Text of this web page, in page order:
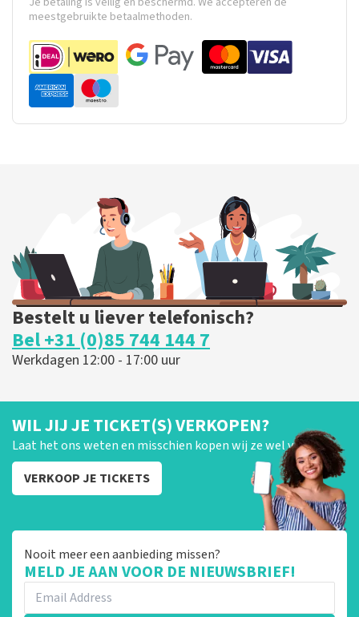
meestgebruikte betaalmethoden.
Bestelt u liever telefonisch?
Bel +31 (0)85 744 144 7
Werkdagen 12:00 - 17:00 uur
WIL JIJ JE TICKET(S) VERKOPEN?
Laat het ons weten en misschien kopen wij ze wel van je!
VERKOOP JE TICKETS
Nooit meer een aanbieding missen?
MELD JE AAN VOOR DE NIEUWSBRIEF!